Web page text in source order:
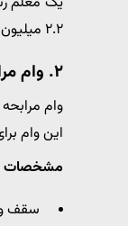
۲.۲ میلیون تومان دریافت کند.
۲. وام
وام
این وام
مشخصات
سقف